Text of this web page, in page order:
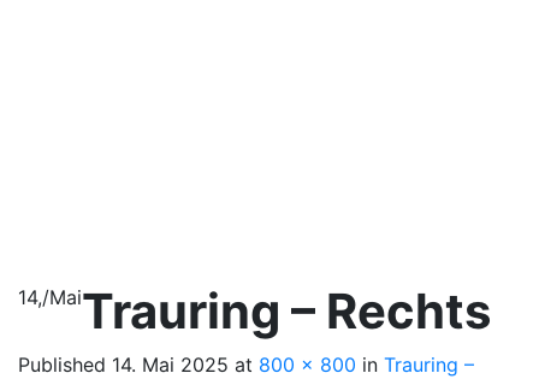
14,/MaiTrauring – Rechts
Published 14. Mai 2025 at 800 × 800 in Trauring –